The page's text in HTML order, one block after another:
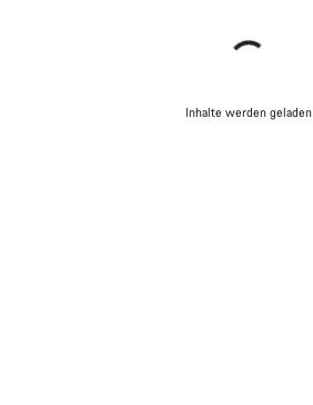
Inhalte werden geladen